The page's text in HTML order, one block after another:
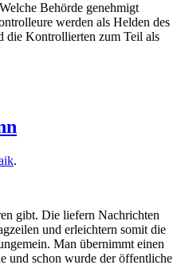
Behörde genehmigt
werden als Helden des
die Kontrollierten zum Teil als
.
gibt. Die liefern Nachrichten
und erleichtern somit die
Man übernimmt einen
und schon wurde der öffentliche